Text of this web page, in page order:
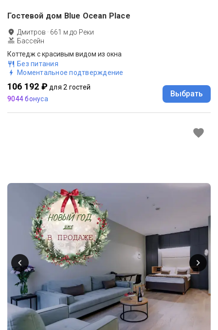
Гостевой дом Blue Ocean Place
Дмитров · 661 м до Реки
Бассейн
Коттедж с красивым видом из окна
Без питания
Моментальное подтверждение
106 192 ₽ для 2 гостей
9044 бонуса
Выбрать